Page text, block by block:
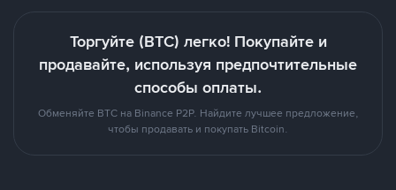
Торгуйте (BTC) легко! Покупайте и
продавайте, используя предпочтительные
способы оплаты.
Обменяйте BTC на Binance P2P. Найдите лучшее предложение,
чтобы продавать и покупать Bitcoin.